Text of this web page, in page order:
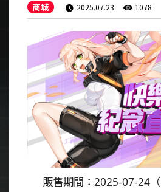
商城 2025.07.23 1078
販售期間： 2025-07-24